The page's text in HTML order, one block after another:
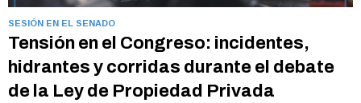
SESIÓN EN EL SENADO
Tensión en el Congreso: incidentes,
hidrantes y corridas durante el debate
de la Ley de Propiedad Privada